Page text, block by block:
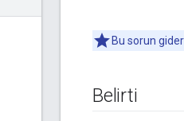
Bu sorun
Belirti